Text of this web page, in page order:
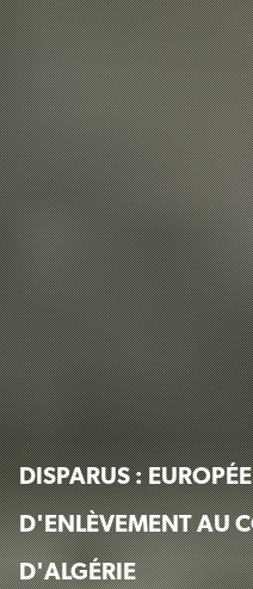
DISPARUS :
D'ENLÈVEMENT AU
D'ALGÉRIE